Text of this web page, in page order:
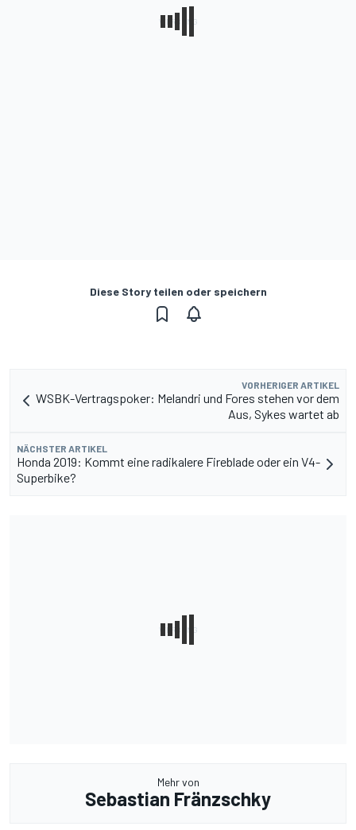
Diese Story teilen oder speichern
VORHERIGER ARTIKEL
WSBK-Vertragspoker: Melandri und Fores stehen vor dem
Aus, Sykes wartet ab
NÄCHSTER ARTIKEL
Honda 2019: Kommt eine radikalere Fireblade oder ein V4-
Superbike?
Mehr von
Sebastian Fränzschky